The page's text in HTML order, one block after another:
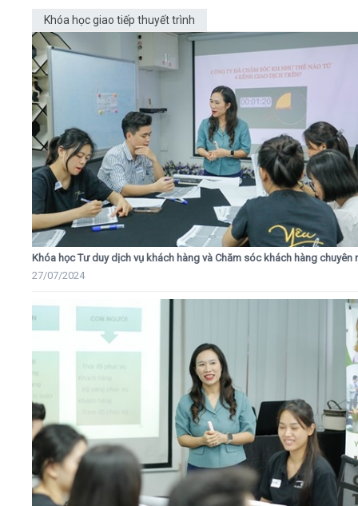
Khóa học giao tiếp thuyết trình
Khóa học Tư duy dịch vụ khách hàng và Chăm sóc khách hàng chuyên
27/07/2024